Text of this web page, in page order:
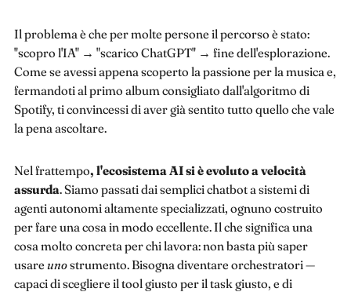
Il problema è che per molte persone il percorso è stato:
"scopro l'IA" → "scarico ChatGPT" → fine dell'esplorazione.
Come se avessi appena scoperto la passione per la musica e,
fermandoti al primo album consigliato dall'algoritmo di
Spotify, ti convincessi di aver già sentito tutto quello che vale
la pena ascoltare.
Nel frattempo, l'ecosistema AI si è evoluto a velocità
assurda. Siamo passati dai semplici chatbot a sistemi di
agenti autonomi altamente specializzati, ognuno costruito
per fare una cosa in modo eccellente. Il che significa una
cosa molto concreta per chi lavora: non basta più saper
usare unostrumento. Bisogna diventare orchestratori —
capaci di scegliere il tool giusto per il task giusto, e di